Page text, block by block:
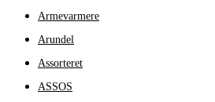
Armevarmere
Arundel
Assorteret
ASSOS